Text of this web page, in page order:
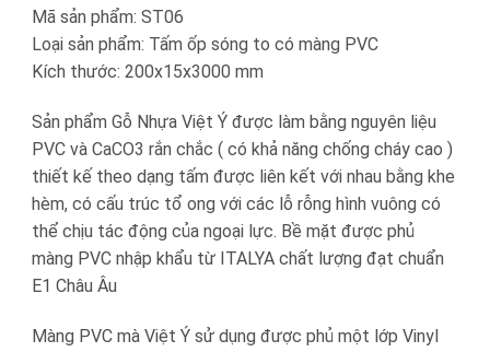
Mã sản phẩm: ST06
Loại sản phẩm: Tấm ốp sóng to có màng PVC
Kích thước: 200x15x3000 mm
Sản phẩm Gỗ Nhựa Việt Ý được làm bằng nguyên liệu
PVC và CaCO3 rắn chắc ( có khả năng chống cháy cao )
thiết kế theo dạng tấm được liên kết với nhau bằng khe
hèm, có cấu trúc tổ ong với các lỗ rỗng hình vuông có
thể chịu tác động của ngoại lực. Bề mặt được phủ
màng PVC nhập khẩu từ ITALYA chất lượng đạt chuẩn
E1 Châu Âu
Màng PVC mà Việt Ý sử dụng được phủ một lớp Vinyl